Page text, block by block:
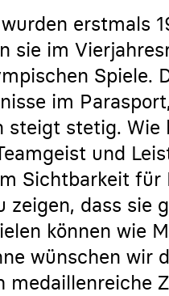
erstmals
sie im
Spiele.
im
stetig. Wie
und
Sichtbarkeit für
dass sie
können wie
wünschen wir